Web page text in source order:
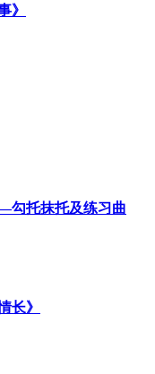
》
勾托抹托及练习曲
长》